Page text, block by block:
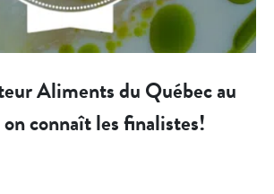
Aliments du Québec au
connaît les finalistes!